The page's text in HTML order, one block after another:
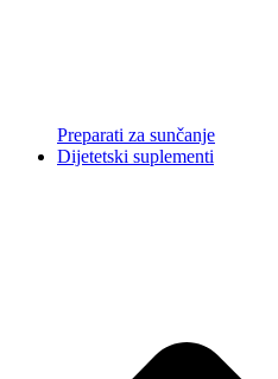
Preparati za sunčanje
Dijetetski suplementi